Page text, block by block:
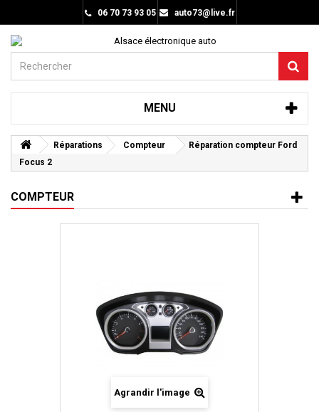
06 70 73 93 05 auto73@live.fr
MENU
Réparations Compteur
Réparation compteur Ford
Focus 2
COMPTEUR
Agrandir l'image